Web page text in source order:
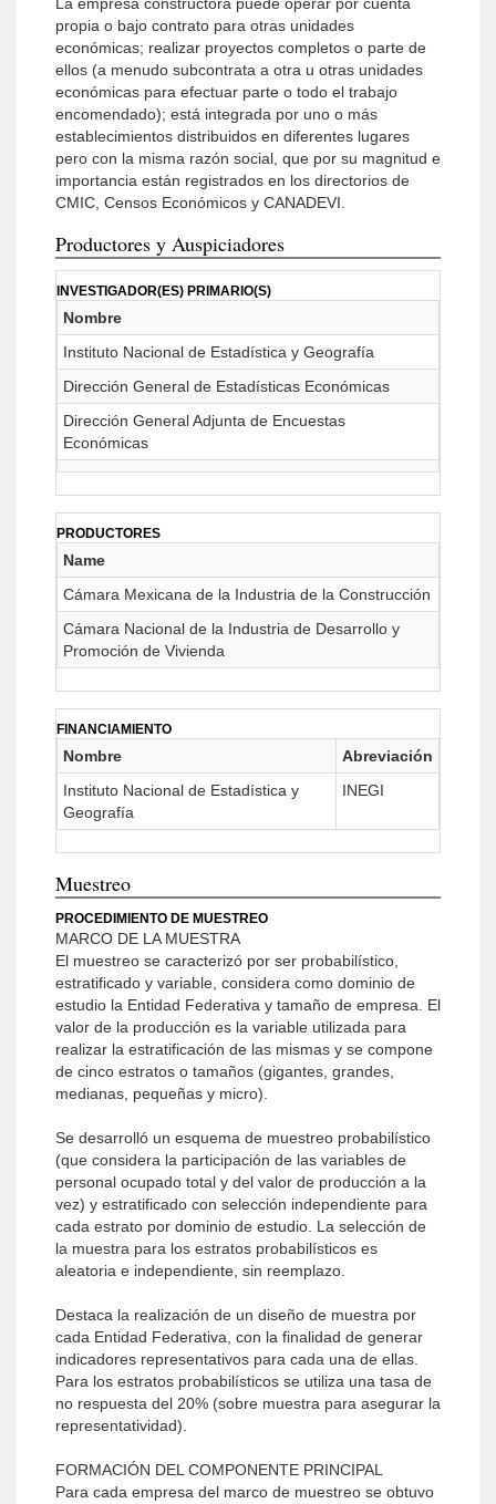
propia o bajo contrato para otras unidades
económicas; realizar proyectos completos o parte de
ellos (a menudo subcontrata a otra u otras unidades
económicas para efectuar parte o todo el trabajo
encomendado); está integrada por uno o más
establecimientos distribuidos en diferentes lugares
pero con la misma razón social, que por su magnitud e
importancia están registrados en los directorios de
CMIC, Censos Económicos y CANADEVI.
Productores y Auspiciadores
INVESTIGADOR(ES) PRIMARIO(S)
Nombre
Instituto Nacional de Estadística y Geografía
Dirección General de Estadísticas Económicas
Dirección General Adjunta de Encuestas
Económicas
PRODUCTORES
Name
Cámara Mexicana de la Industria de la Construcción
Cámara Nacional de la Industria de Desarrollo y
Promoción de Vivienda
FINANCIAMIENTO
Nombre
Abreviación
Instituto Nacional de Estadística y
Geografía
INEGI
Muestreo
PROCEDIMIENTO DE MUESTREO
MARCO DE LA MUESTRA
El muestreo se caracterizó por ser probabilístico,
estratificado y variable, considera como dominio de
estudio la Entidad Federativa y tamaño de empresa. El
valor de la producción es la variable utilizada para
realizar la estratificación de las mismas y se compone
de cinco estratos o tamaños (gigantes, grandes,
medianas, pequeñas y micro).
Se desarrolló un esquema de muestreo probabilístico
(que considera la participación de las variables de
personal ocupado total y del valor de producción a la
vez) y estratificado con selección independiente para
cada estrato por dominio de estudio. La selección de
la muestra para los estratos probabilísticos es
aleatoria e independiente, sin reemplazo.
Destaca la realización de un diseño de muestra por
cada Entidad Federativa, con la finalidad de generar
indicadores representativos para cada una de ellas.
Para los estratos probabilísticos se utiliza una tasa de
no respuesta del 20% (sobre muestra para asegurar la
representatividad).
FORMACIÓN DEL COMPONENTE PRINCIPAL
Para cada empresa del marco de muestreo se obtuvo